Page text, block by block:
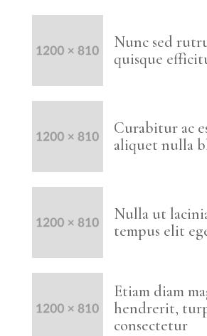
Nunc sed
quisque
Curabitur ac
aliquet nulla
Nulla ut
tempus elit
Etiam diam
hendrerit,
consectetur